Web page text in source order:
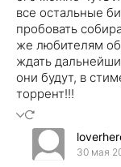
все остальные
пробовать
же любителям
ждать
они будут, в
торрент!!!
30 мая